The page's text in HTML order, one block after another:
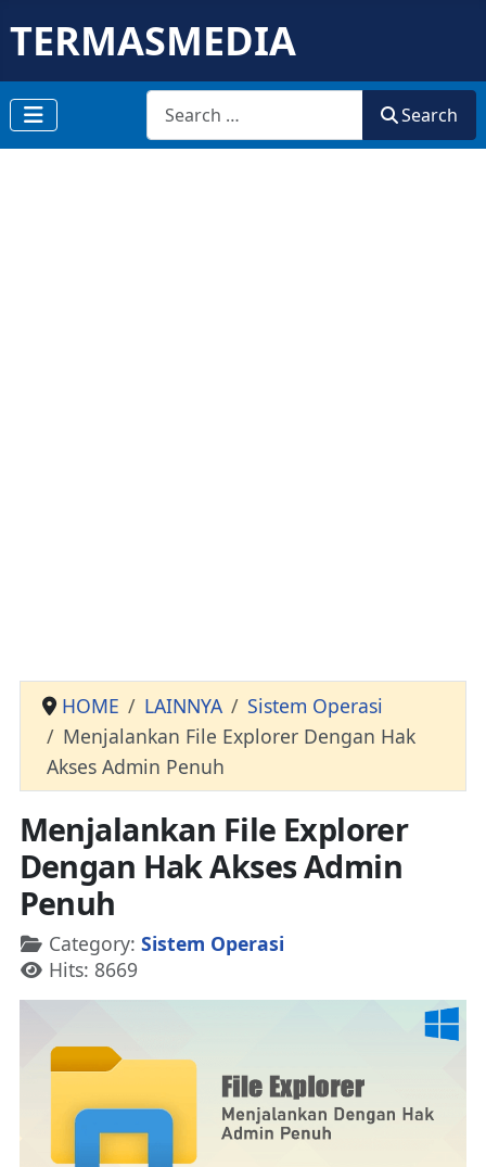
TERMASMEDIA
Search Search
HOME LAINNYA
Sistem Operasi
Menjalankan File Explorer Dengan Hak
Akses Admin Penuh
Menjalankan File Explorer
Dengan Hak Akses Admin
Penuh
Details
Category: Sistem Operasi
Hits: 8669